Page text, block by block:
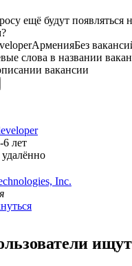
ещё будут появляться
АрменияБез
слова в названии
вакансии
лет
Inc.
ищут